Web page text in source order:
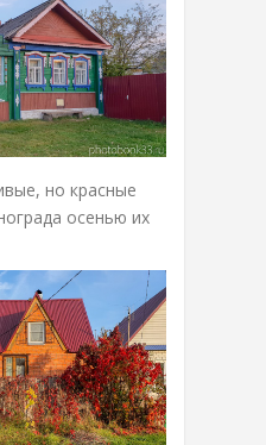
но красные
осенью их